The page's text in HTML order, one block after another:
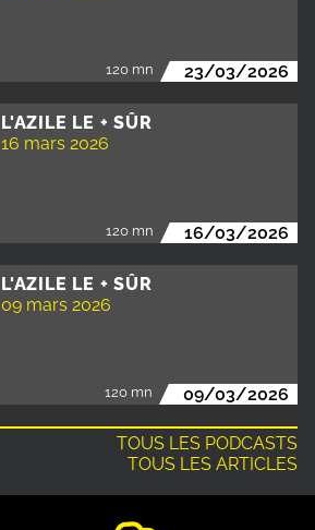
120 mn 23/03/2026
L'AZILE LE + SÛR
16 mars 2026
120 mn 16/03/2026
L'AZILE LE + SÛR
09 mars 2026
120 mn 09/03/2026
TOUS LES PODCASTS
TOUS LES ARTICLES